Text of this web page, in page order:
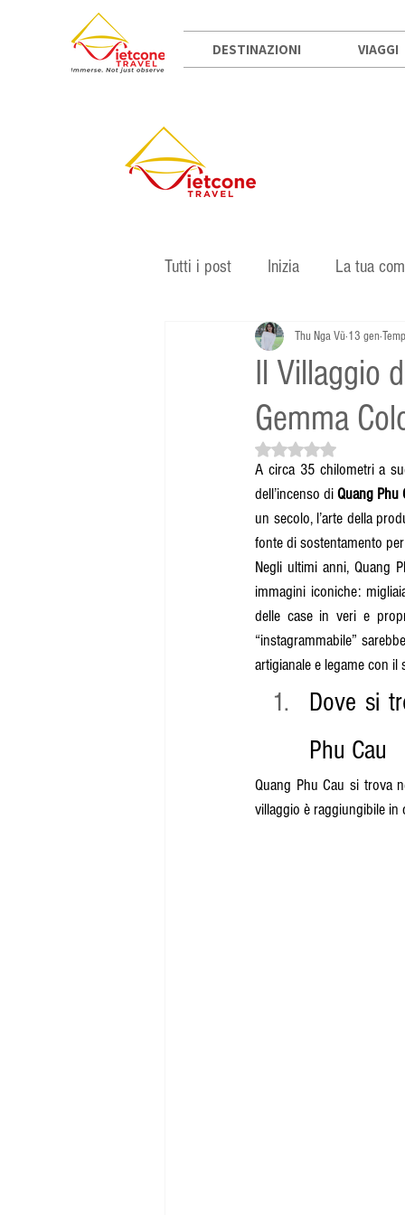
DESTINAZIONI VIAGGI
Tutti i post Inizia La tua
Il Villaggio
Gemma
Thu Nga Vũ 13 gen
Valutazione NaN stelle
A circa 35 chilometri a
dell’incenso di Quang Phu
un secolo, l’arte della
fonte di sostentamento
Negli ultimi anni, Quang
immagini iconiche:
delle case in veri e
“instagrammabile”
artigianale e legame con il
Dove si
Phu Cau
Quang Phu Cau si trova
villaggio è raggiungibile in